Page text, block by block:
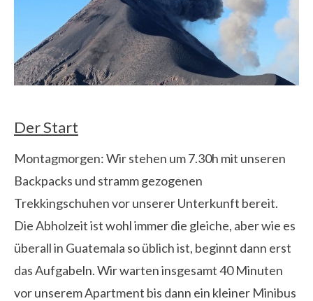
Der Start
Montagmorgen: Wir stehen um 7.30h mit unseren
Backpacks und stramm gezogenen
Trekkingschuhen vor unserer Unterkunft bereit.
Die Abholzeit ist wohl immer die gleiche, aber wie es
überall in Guatemala so üblich ist, beginnt dann erst
das Aufgabeln. Wir warten insgesamt 40 Minuten
vor unserem Apartment bis dann ein kleiner Minibus